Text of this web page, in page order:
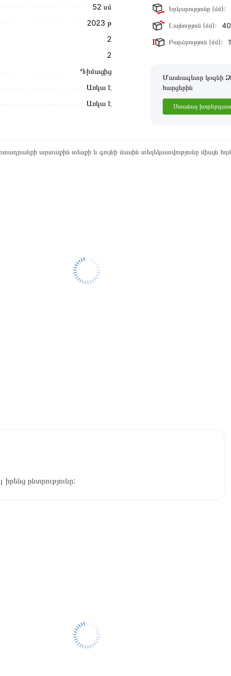
52 սմ
2023 թ
2
2
Դիմացից
Առկա է
Առկա է
Երկարությունը (մմ):
Լայնություն (մմ):
Բարձրություն (մմ):
Մասնագետը կօգնի
հարցերին
Ստանալ
արտաքին տեսքի և գույնի մասին տեղեկատվությունը
ընտրությունը: